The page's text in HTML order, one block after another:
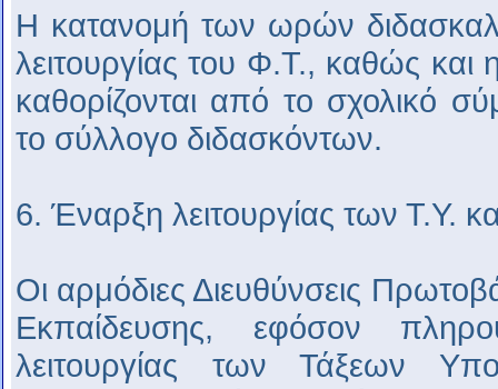
Η κατανομή των ωρών
λειτουργίας του Φ.Τ., καθώς και
καθορίζονται από το σχολικό
το σύλλογο διδασκόντων.
6. Έναρξη λειτουργίας των Τ.Υ.
Οι αρμόδιες Διευθύνσεις
Εκπαίδευσης, εφόσον
λειτουργίας των Τάξεων